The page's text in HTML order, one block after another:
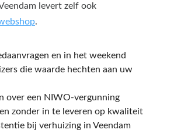
levert zelf ook
.
en in het weekend
die waarde hechten aan uw
over een NIWO-vergunning
zonder in te leveren op kwaliteit
bij verhuizing in Veendam